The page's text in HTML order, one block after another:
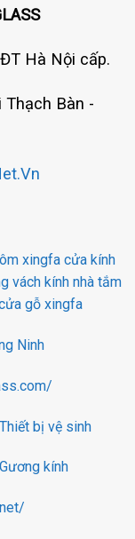
Hà Nội cấp.
Thạch Bàn -
xingfa cửa kính
vách kính nhà tắm
gỗ xingfa
Ninh
Thiết bị vệ sinh
Gương kính